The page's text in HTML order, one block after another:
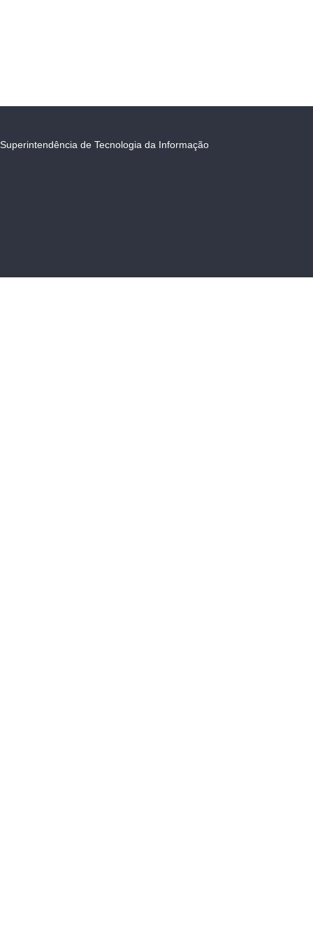
Superintendência de Tecnologia da Informação